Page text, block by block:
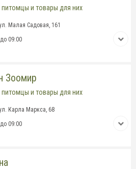
и товары для них
Малая Садовая, 161
09:00
Зоомир
и товары для них
Карла Маркса, 68
09:00